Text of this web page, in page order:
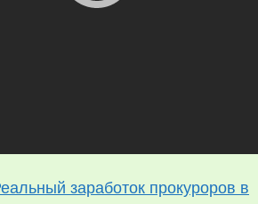
заработок прокуроров в